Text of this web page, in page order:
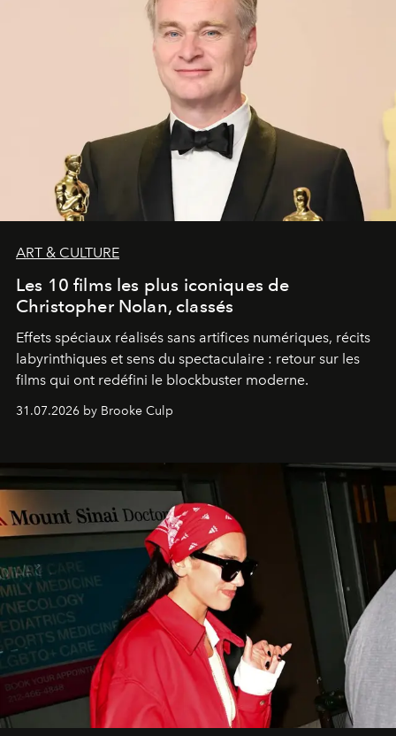
ART & CULTURE
Les 10 films les plus iconiques de
Christopher Nolan, classés
Effets spéciaux réalisés sans artifices numériques, récits
labyrinthiques et sens du spectaculaire : retour sur les
films qui ont redéfini le blockbuster moderne.
31.07.2026 by Brooke Culp